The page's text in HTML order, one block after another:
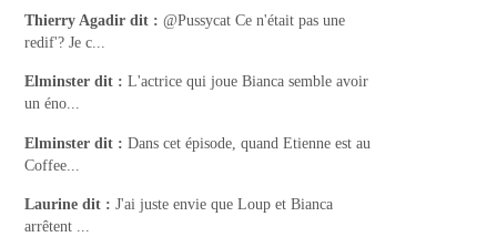
Thierry Agadir dit : @Pussycat Ce n'était pas une
redif'? Je c...
Elminster dit : L'actrice qui joue Bianca semble avoir
un éno...
Elminster dit : Dans cet épisode, quand Etienne est au
Coffee...
Laurine dit : J'ai juste envie que Loup et Bianca
arrêtent ...